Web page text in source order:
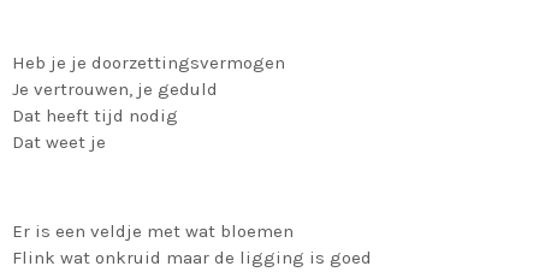
Heb je je doorzettingsvermogen
Je vertrouwen, je geduld
Dat heeft tijd nodig
Dat weet je
Er is een veldje met wat bloemen
Flink wat onkruid maar de ligging is goed